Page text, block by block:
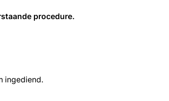
procedure.
ingediend.